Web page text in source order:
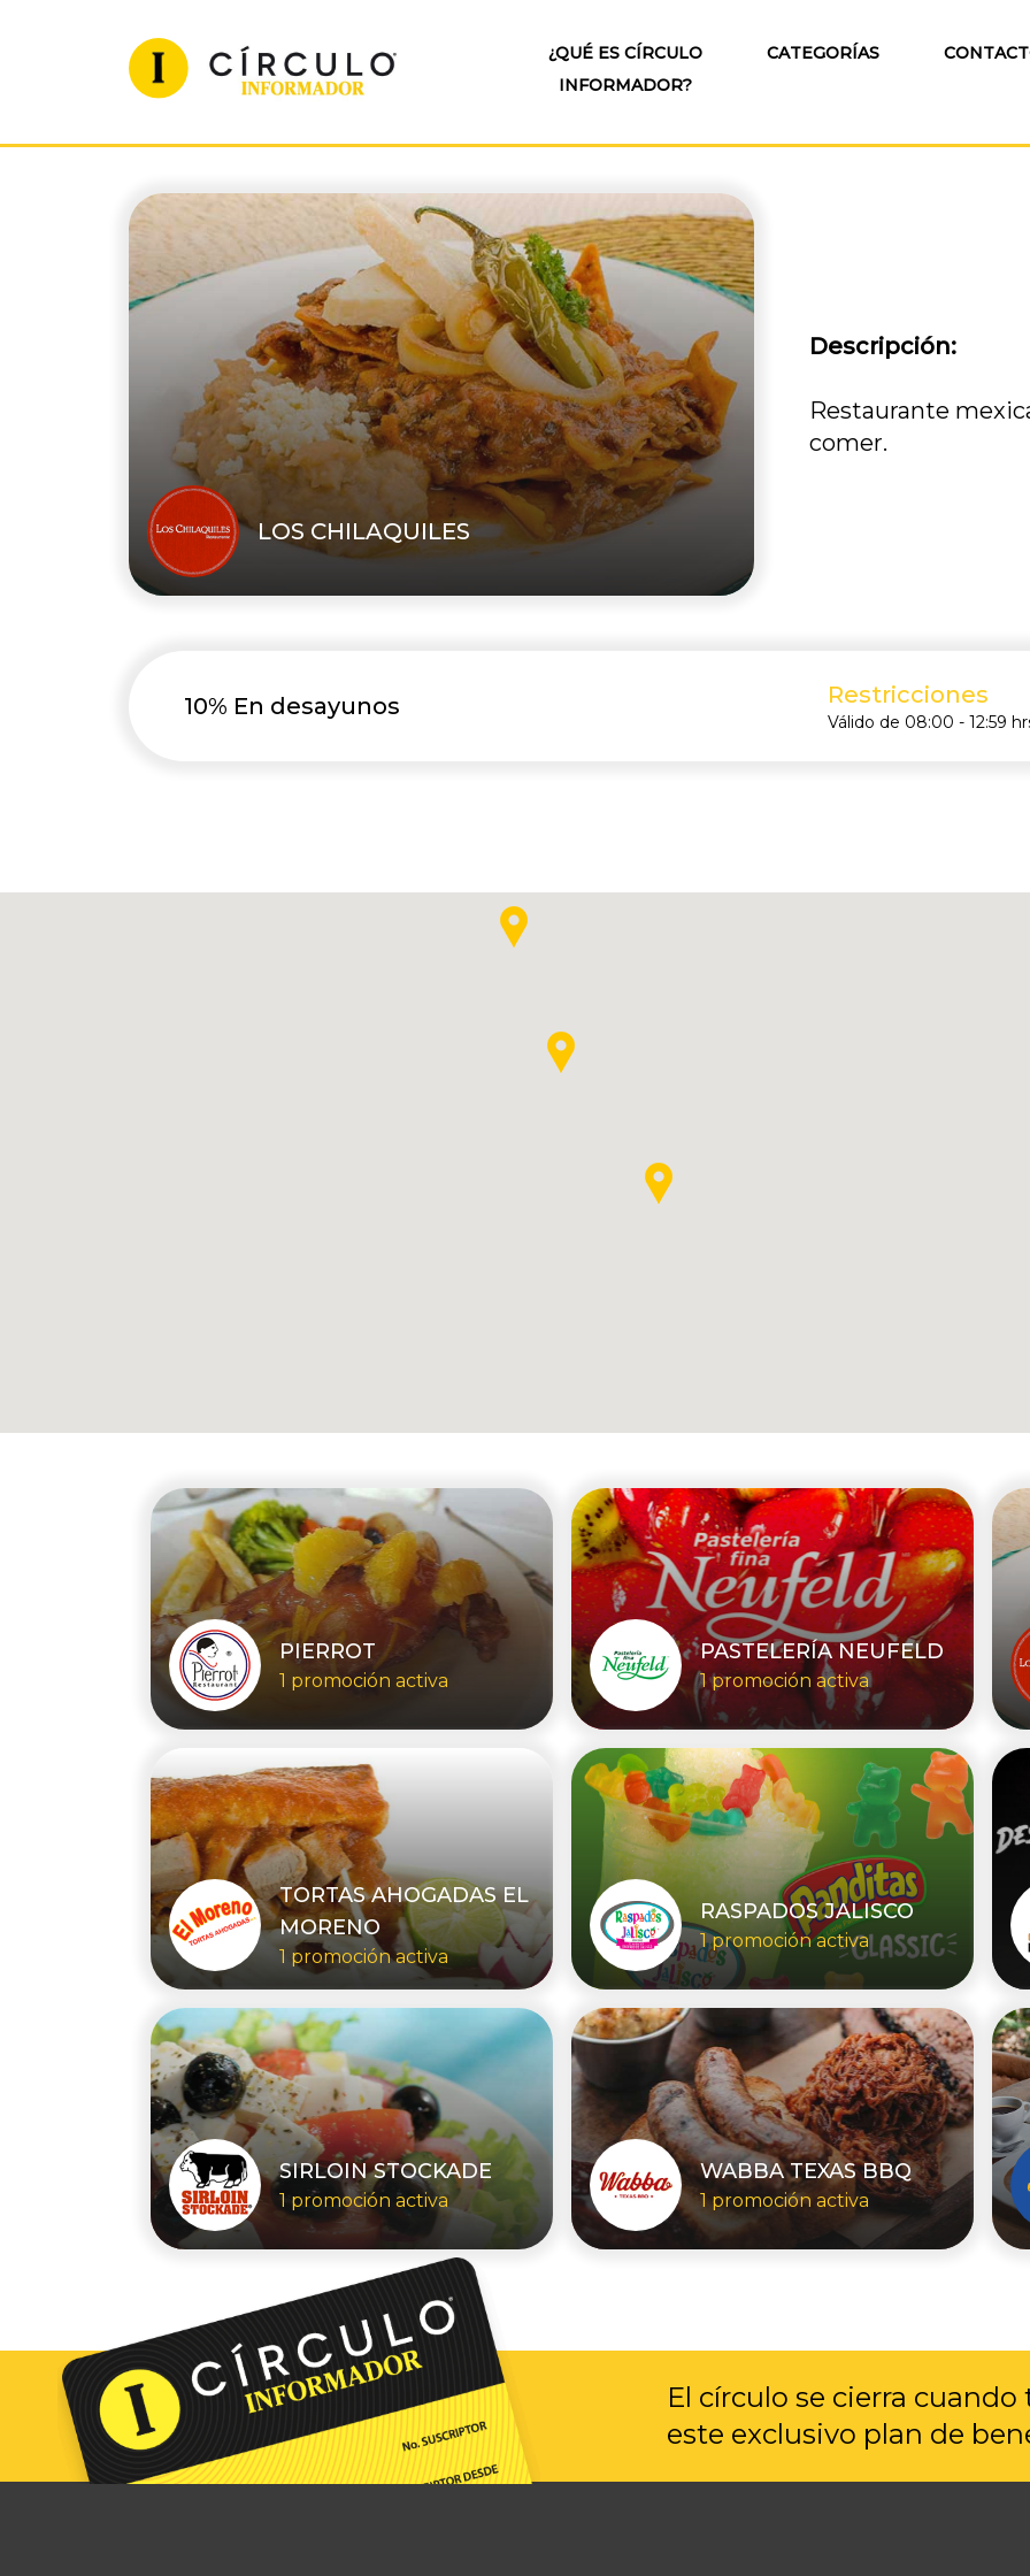
¿QUÉ ES CÍRCULO
INFORMADOR?
CATEGORÍAS
LOS CHILAQUILES
Descripción:
Restaurante
comer.
10% En desayunos Restricciones
Válido de 08:00 - 12:59
PIERROT
1 promoción activa
PASTELERÍA NEUFELD
1 promoción activa
TORTAS AHOGADAS EL
MORENO
1 promoción activa
RASPADOS JALISCO
1 promoción activa
SIRLOIN STOCKADE
1 promoción activa
WABBA TEXAS BBQ
1 promoción activa
El círculo se cierra cuando
este exclusivo plan de